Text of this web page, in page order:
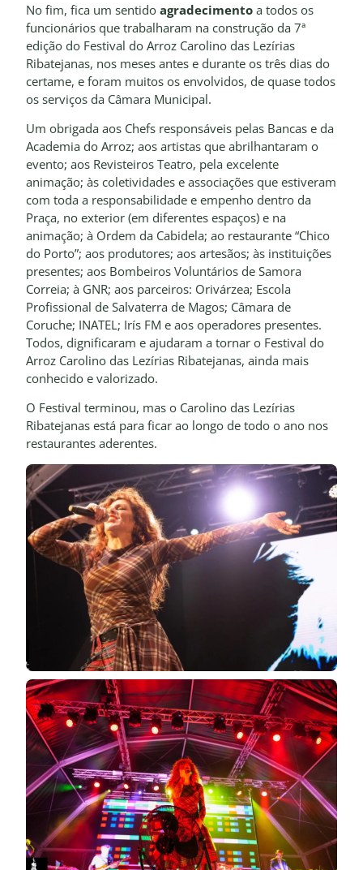
No fim, fica um sentidoagradecimento a todos os
funcionários que trabalharam na construção da 7ª
edição do Festival do Arroz Carolino das Lezírias
Ribatejanas, nos meses antes e durante os três dias do
certame, e foram muitos os envolvidos, de quase todos
os serviços da Câmara Municipal.
Um obrigada aos Chefs responsáveis pelas Bancas e da
Academia do Arroz; aos artistas que abrilhantaram o
evento; aos Revisteiros Teatro, pela excelente
animação; às coletividades e associações que estiveram
com toda a responsabilidade e empenho dentro da
Praça, no exterior (em diferentes espaços) e na
animação; à Ordem da Cabidela; ao restaurante “Chico
do Porto”; aos produtores; aos artesãos; às instituições
presentes; aos Bombeiros Voluntários de Samora
Correia; à GNR; aos parceiros: Orivárzea; Escola
Profissional de Salvaterra de Magos; Câmara de
Coruche; INATEL; Irís FM e aos operadores presentes.
Todos, dignificaram e ajudaram a tornar o Festival do
Arroz Carolino das Lezírias Ribatejanas, ainda mais
conhecido e valorizado.
O Festival terminou, mas o Carolino das Lezírias
Ribatejanas está para ficar ao longo de todo o ano nos
restaurantes aderentes.